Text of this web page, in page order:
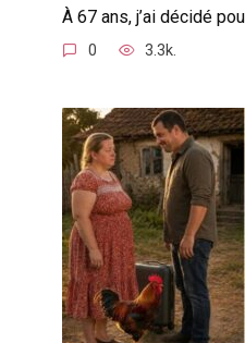
À 67 ans, j’ai décidé
0 3.3k.